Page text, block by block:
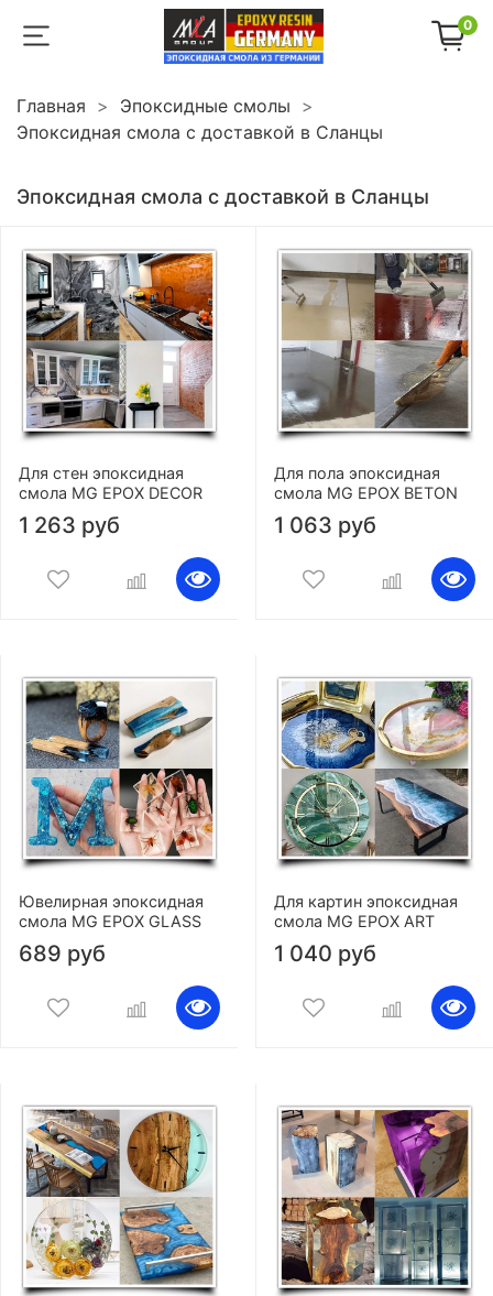
0
Главная
Эпоксидные смолы
Эпоксидная смола с доставкой в Сланцы
Эпоксидная смола с доставкой в Сланцы
Для стен эпоксидная
смола MG EPOX DECOR
1 263 руб
Для пола эпоксидная
смола MG EPOX BETON
1 063 руб
Ювелирная эпоксидная
смола MG EPOX GLASS
689 руб
Для картин эпоксидная
смола MG EPOX ART
1 040 руб